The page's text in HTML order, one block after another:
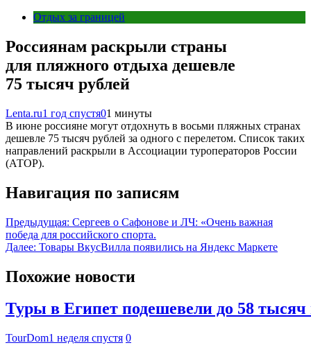
Отдых за границей
Россиянам раскрыли страны
для пляжного отдыха дешевле
75 тысяч рублей
Lenta.ru1 год спустя01 минуты
В июне россияне могут отдохнуть в восьми пляжных странах
дешевле 75 тысяч рублей за одного с перелетом. Список таких
направлений раскрыли в Ассоциации туроператоров России
(АТОР).
Навигация по записям
Предыдущая: Сергеев о Сафонове и ЛЧ: «Очень важная
победа для российского спорта.
Далее: Товары ВкусВилла появились на Яндекс Маркете
Похожие новости
Туры в Египет подешевели до 58 тысяч
TourDom1 неделя спустя 0